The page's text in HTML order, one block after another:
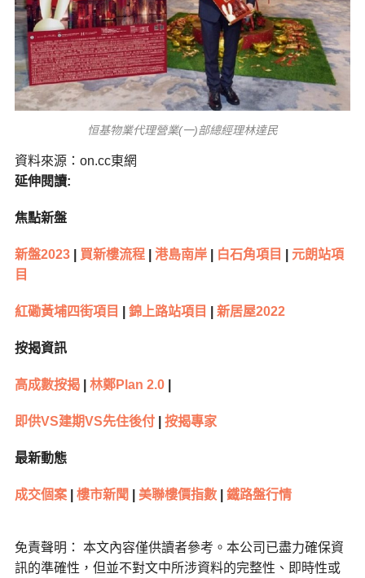
恒基物業代理營業(一)部總經理林達民
資料來源：on.cc東網
延伸閱讀:
焦點新盤
新盤2023| 買新樓流程| 港島南岸| 白石角項目
元朗站項
目
紅磡黃埔四街項目 錦上路站項目 新居屋2022
按揭資訊
高成數按揭| 林鄭Plan 2.0|
即供VS建期VS先住後付| 按揭專家
最新動態
成交個案| 樓市新聞 美聯樓價指數| 鐵路盤行情
免責聲明： 本文內容僅供讀者參考。本公司已盡力確保資
訊的準確性，但並不對文中所涉資料的完整性、即時性或